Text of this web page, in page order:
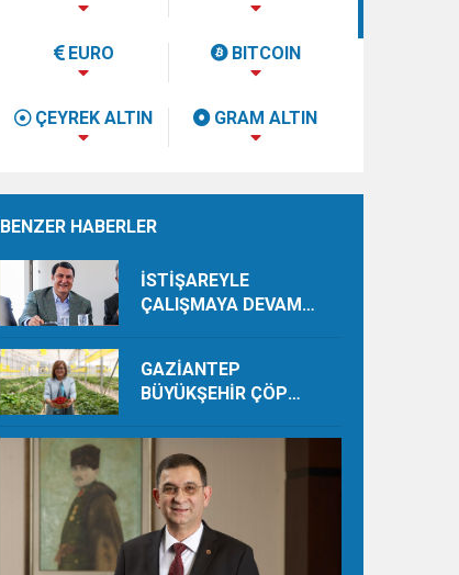
EURO BITCOIN
ÇEYREK ALTIN GRAM ALTIN
BENZER HABERLER
İSTİŞAREYLE
ÇALIŞMAYA DEVAM
GAZİANTEP
BÜYÜKŞEHİR ÇÖP
ORGANİK ÜRETİMLE
YILDA 28 TON HASAT
YAPIYOR